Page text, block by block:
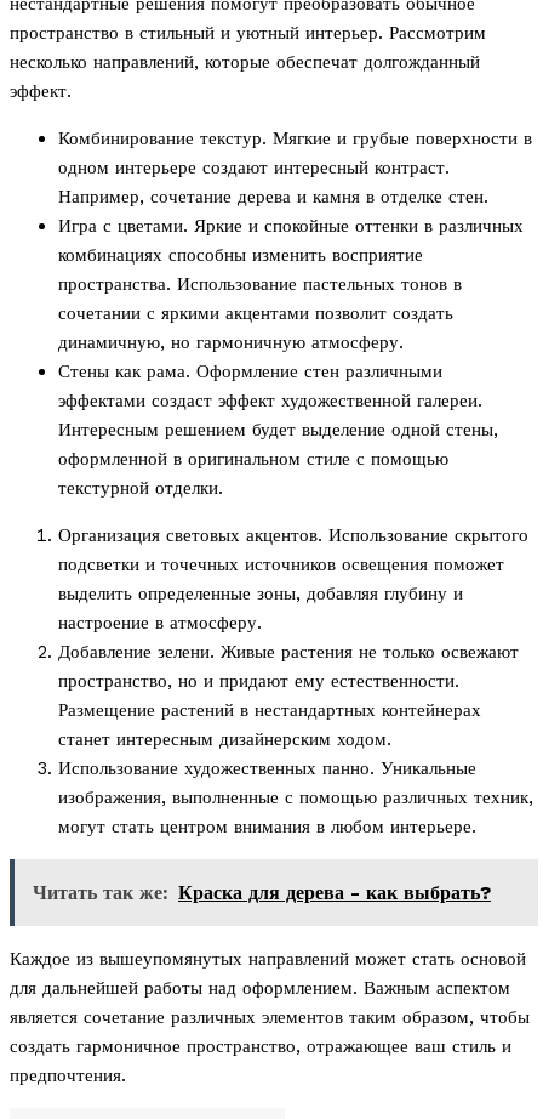
пространство в стильный и уютный интерьер. Рассмотрим
несколько направлений, которые обеспечат долгожданный
эффект.
Комбинирование текстур. Мягкие и грубые поверхности в
одном интерьере создают интересный контраст.
Например, сочетание дерева и камня в отделке стен.
Игра с цветами. Яркие и спокойные оттенки в различных
комбинациях способны изменить восприятие
пространства. Использование пастельных тонов в
сочетании с яркими акцентами позволит создать
динамичную, но гармоничную атмосферу.
Стены как рама. Оформление стен различными
эффектами создаст эффект художественной галереи.
Интересным решением будет выделение одной стены,
оформленной в оригинальном стиле с помощью
текстурной отделки.
Организация световых акцентов. Использование скрытого
подсветки и точечных источников освещения поможет
выделить определенные зоны, добавляя глубину и
настроение в атмосферу.
Добавление зелени. Живые растения не только освежают
пространство, но и придают ему естественности.
Размещение растений в нестандартных контейнерах
станет интересным дизайнерским ходом.
Использование художественных панно. Уникальные
изображения, выполненные с помощью различных техник,
могут стать центром внимания в любом интерьере.
Читать так же: Краска для дерева - как выбрать?
Каждое из вышеупомянутых направлений может стать основой
для дальнейшей работы над оформлением. Важным аспектом
является сочетание различных элементов таким образом, чтобы
создать гармоничное пространство, отражающее ваш стиль и
предпочтения.